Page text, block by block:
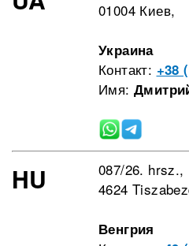
01004 Киев,
Украина
Контакт: +38
Имя:
HU
087/26. hrsz.,
4624
Венгрия